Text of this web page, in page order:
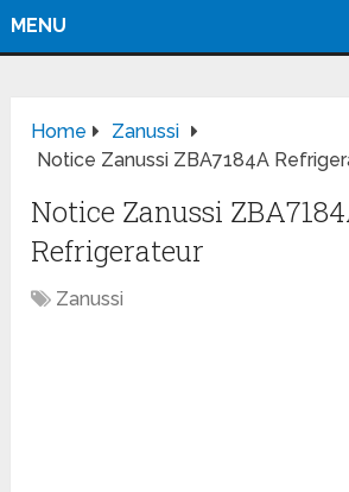
MENU
Home
Zanussi
Notice Zanussi ZBA7184A
Notice Zanussi
Refrigerateur
Zanussi